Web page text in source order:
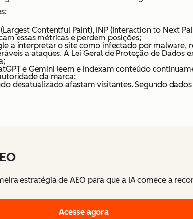
Contentful Paint), INP (Interaction to Next
essas métricas e perdem posições;
a interpretar o site como infectado por malware,
a ataques. A Lei Geral de Proteção de
e Gemini leem e indexam conteúdo
da marca;
desatualizado afastam visitantes. Segundo
estratégia de AEO para que a IA comece a
Acesse agora